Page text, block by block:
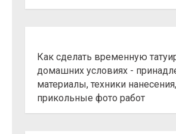
Как сделать временную
домашних условиях -
материалы, техники нанесения,
прикольные фото работ